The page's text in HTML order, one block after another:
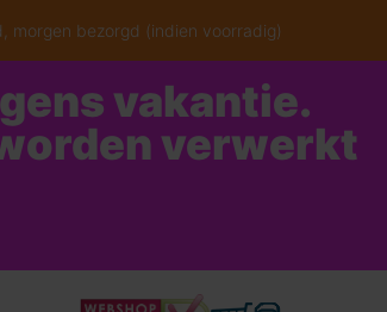
morgen bezorgd (indien voorradig)
vakantie.
verwerkt